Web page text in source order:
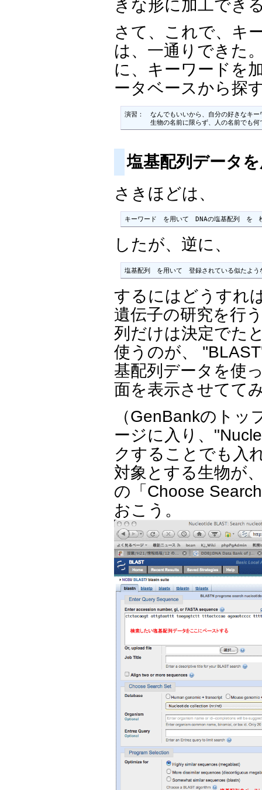
きな形に加工でき
さて、これで、キ
は、一通りできた
に、キーワードを
ータベースから探
演習：　なんでもいいから、自分の好きなキ
生物の名前に限らず、人の名前でも何
塩基配列データ
さきほどは、
キーワード　を用いて　DNAの塩基配列　を　
したが、逆に、
塩基配列　を用いて　登録されている似たよう
するにはどうすれ
遺伝子の研究を行
列だけは決定でた
使うのが、
基配列データを使
面を表示させてて
（GenBankのト
ージに入り、
クすることでも入
対象とする生物が
の「Choose
おこう。